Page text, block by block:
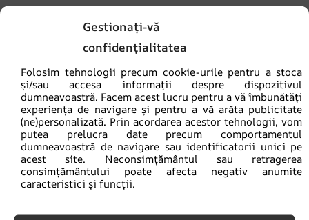
Gestionați-vă
confidențialitatea
Folosim tehnologii precum cookie-urile pentru a stoca
și/sau accesa informații despre dispozitivul
dumneavoastră. Facem acest lucru pentru a vă îmbunătăți
experiența de navigare și pentru a vă arăta publicitate
(ne)personalizată. Prin acordarea acestor tehnologii, vom
putea prelucra date precum comportamentul
dumneavoastră de navigare sau identificatorii unici pe
acest site. Neconsimțământul sau retragerea
consimțământului poate afecta negativ anumite
caracteristici și funcții.
93.20 lei 69.90